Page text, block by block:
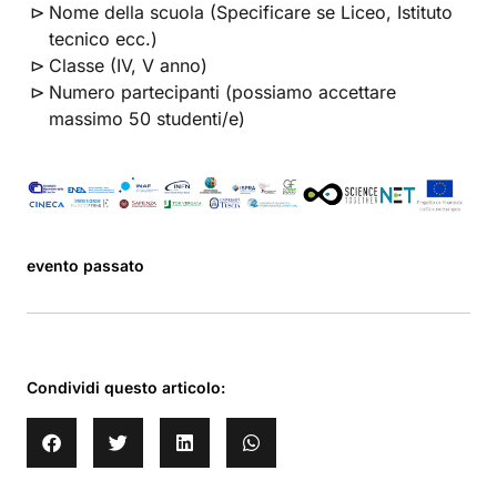
Nome della scuola (Specificare se Liceo, Istituto
tecnico ecc.)
Classe (IV, V anno)
Numero partecipanti (possiamo accettare
massimo 50 studenti/e)
evento passato
Condividi questo articolo: